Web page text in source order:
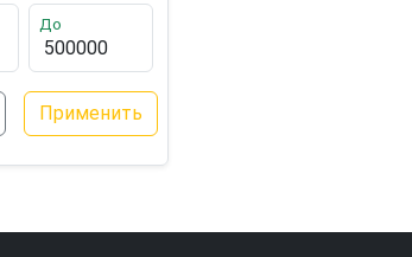
До
Применить